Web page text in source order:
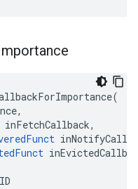
inFetchCallback,